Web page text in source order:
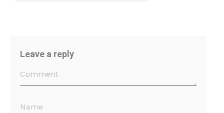
Leave a reply